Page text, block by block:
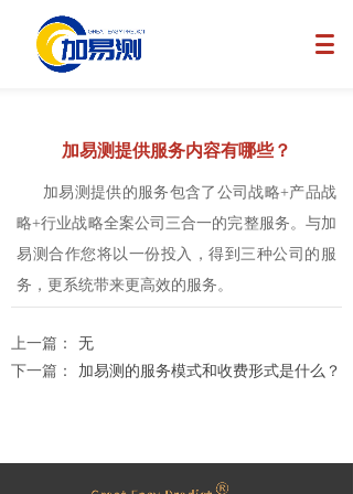
加易测提供服务内容有哪些？
加易测提供的服务包含了公司战略+产品战
略+行业战略全案公司三合一的完整服务。与加
易测合作您将以一份投入，得到三种公司的服
务，更系统带来更高效的服务。
上一篇：
无
下一篇：
加易测的服务模式和收费形式是什么？